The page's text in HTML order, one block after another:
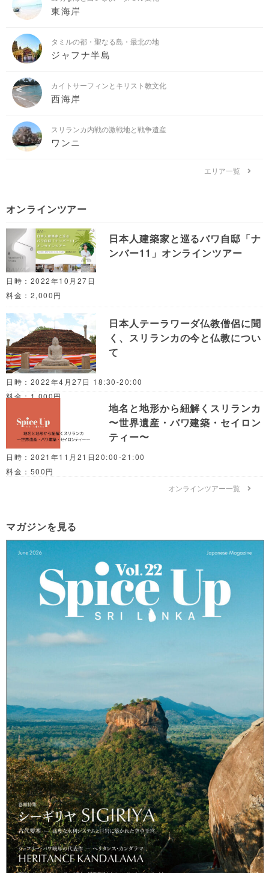
東海岸
タミルの都・聖なる島・最北の地
ジャフナ半島
カイトサーフィンとキリスト教文化
西海岸
スリランカ内戦の激戦地と戦争遺産
ワンニ
エリア一覧
オンラインツアー
日本人建築家と巡るバワ自邸「ナ
ンバー11」オンラインツアー
日時：2022年10月27日
料金：2,000円
日本人テーラワーダ仏教僧侶に聞
く、スリランカの今と仏教につい
て
日時：2022年4月27日 18:30-20:00
料金：1,000円
地名と地形から紐解くスリランカ
〜世界遺産・バワ建築・セイロン
ティー〜
日時：2021年11月21日20:00-21:00
料金：500円
オンラインツアー一覧
マガジンを見る